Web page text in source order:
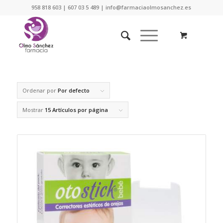
958 818 603 | 607 03 5 489 | info@farmaciaolmosanchez.es
Ordenar por Por defecto
Mostrar 15 Artículos por página